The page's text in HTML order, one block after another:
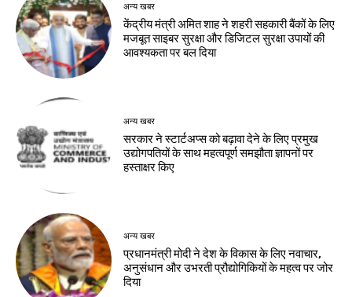
अन्य खबर
केंद्रीय मंत्री अमित शाह ने शहरी सहकारी बैंकों के लिए
मजबूत साइबर सुरक्षा और डिजिटल सुरक्षा उपायों की
आवश्यकता पर बल दिया
अन्य खबर
सरकार ने स्टार्टअप्‍स को बढ़ावा देने के लिए प्रमुख
उद्योगपतियों के साथ महत्‍वपूर्ण समझौता ज्ञापनों पर
हस्‍ताक्षर किए
अन्य खबर
प्रधानमंत्री मोदी ने देश के विकास के लिए नवाचार,
अनुसंधान और उभरती प्रौद्योगिकियों के महत्व पर जोर
दिया